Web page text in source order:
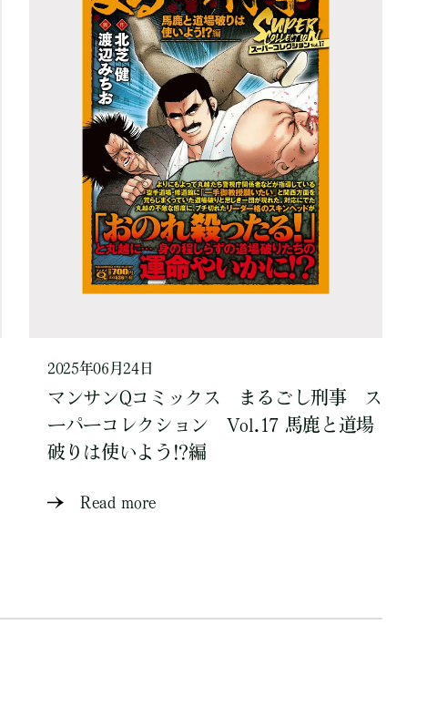
2025年06月24日
マンサンQコミックス まるごし刑事 ス
ーパーコレクション Vol.17 馬鹿と道場
破りは使いよう!?編
Read more